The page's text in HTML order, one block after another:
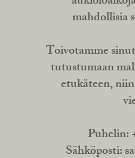
mahdollisia
Toivotamme
tutustumaan
etukäteen,
Puhelin:
Sähköposti: